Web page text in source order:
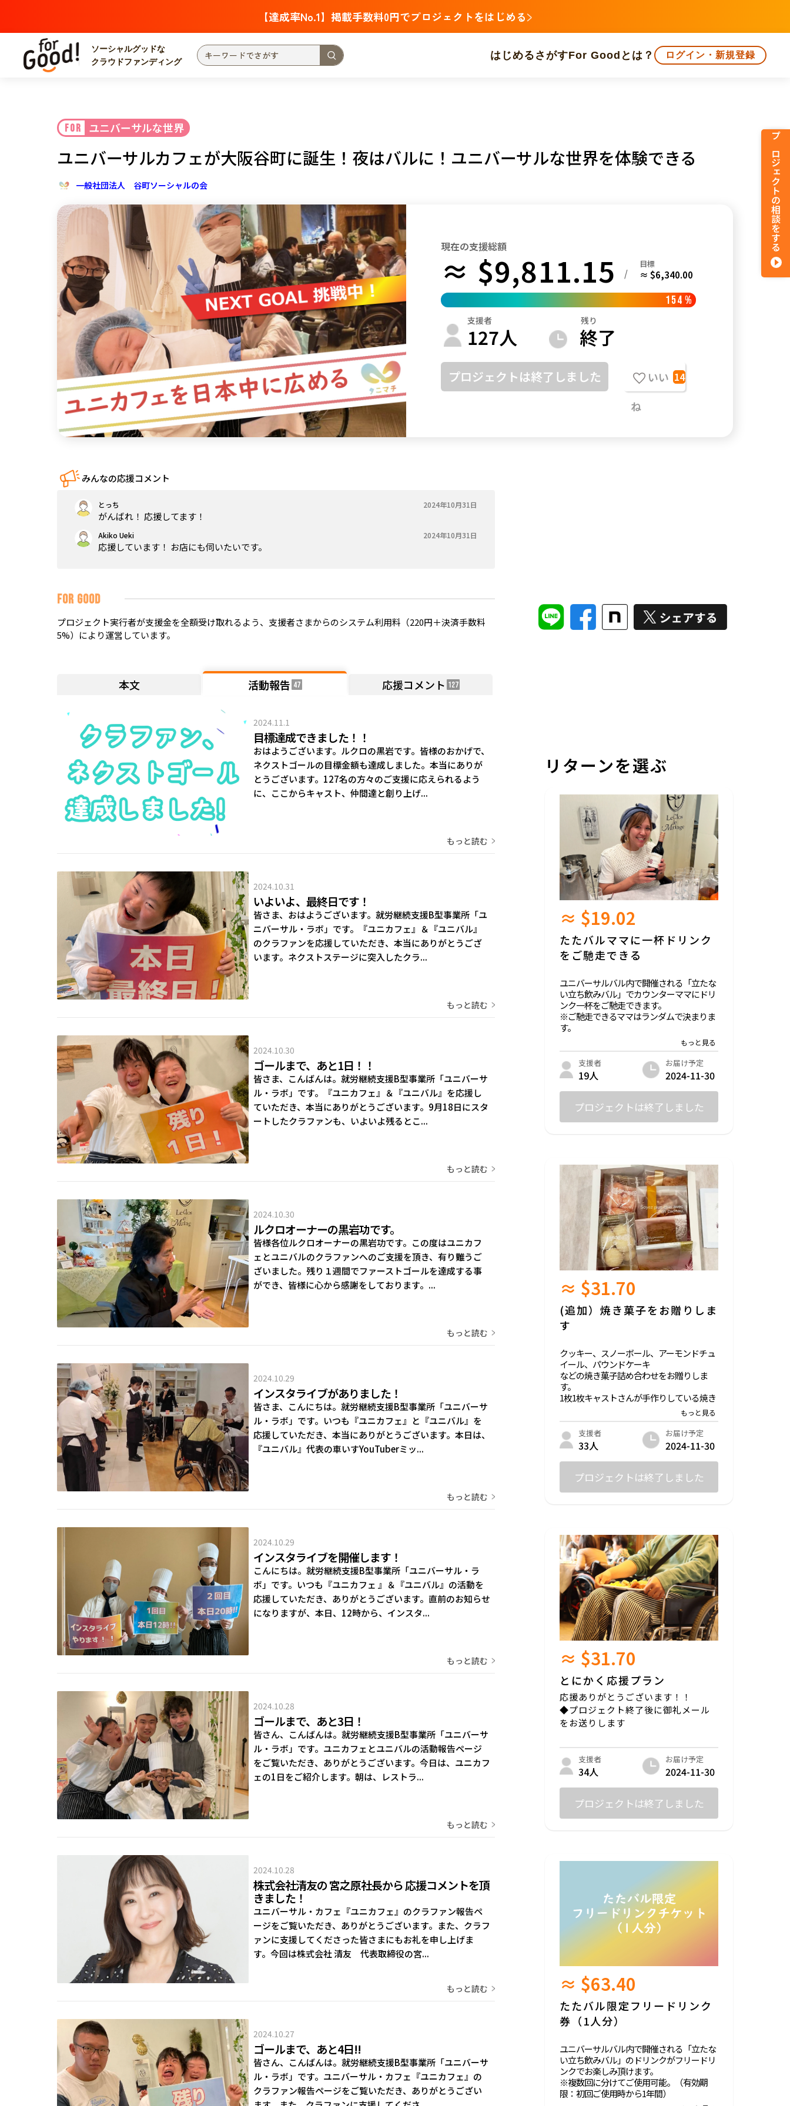
【達成率No.1】掲載手数料0円でプロジェクトをはじめる
ソーシャルグッドな
クラウドファンディング
はじめる さがすFor Goodとは？ ログイン・新規登録
カテゴリーからさがす
災害
社会貢献
地域からさがす 北海道・東北
関東 茨城 栃木 群馬 埼玉 千葉
中部 新潟 富山 石川 福井 山梨
三重 滋賀 京都 大阪 兵庫
中国 鳥取 島根 岡山 広島 山口
徳島 香川 愛媛 高知
九州・沖縄 福岡 佐賀 長崎 熊本 大分 鹿児島 沖縄
FOR ユニバーサルな世界
ユニバーサルカフェが大阪谷町に誕生！夜はバルに！ユニバーサルな世界を体験できる
一般社団法人 谷町ソーシャルの会
現在の支援総額
≈ $9,811.15 /
目標
≈ $6,340.00
154 %
支援者
127人
残り
終了
プロジェクトは終了しました
いい
ね
14
みんなの応援コメント
とっち 2024年10月31日
がんばれ！ 応援してます！
Akiko Ueki 2024年10月31日
応援しています！ お店にも伺いたいです。
FOR GOOD
プロジェクト実行者が支援金を全額受け取れるよう、支援者さまからのシステム利用料（220円＋決済手数料
5%）により運営しています。
プロジェクトの相談をする
本文 活動報告 47 応援コメント 127
2024.11.1
目標達成できました！！
おはようございます。ルクロの黒岩です。皆様のおかげで、
ネクストゴールの目標金額も達成しました。本当にありが
とうございます。127名の方々のご支援に応えられるよう
に、ここからキャスト、仲間達と創り上げ...
もっと読む
2024.10.31
いよいよ、最終日です！
皆さま、おはようございます。就労継続支援B型事業所「ユ
ニバーサル・ラボ」です。『ユニカフェ』＆『ユニバル』
のクラファンを応援していただき、本当にありがとうござ
います。ネクストステージに突入したクラ...
もっと読む
2024.10.30
ゴールまで、あと1日！！
皆さま、こんばんは。就労継続支援B型事業所「ユニバーサ
ル・ラボ」です。『ユニカフェ』＆『ユニバル』を応援し
ていただき、本当にありがとうございます。9月18日にスタ
ートしたクラファンも、いよいよ残るとこ...
もっと読む
2024.10.30
ルクロオーナーの黒岩功です。
皆様各位ルクロオーナーの黒岩功です。この度はユニカフ
ェとユニバルのクラファンへのご支援を頂き、有り難うご
ざいました。残り１週間でファーストゴールを達成する事
ができ、皆様に心から感謝をしております。...
もっと読む
2024.10.29
インスタライブがありました！
皆さま、こんにちは。就労継続支援B型事業所「ユニバーサ
ル・ラボ」です。いつも『ユニカフェ』と『ユニバル』を
応援していただき、本当にありがとうございます。本日は、
『ユニバル』代表の車いすYouTuberミッ...
もっと読む
2024.10.29
インスタライブを開催します！
こんにちは。就労継続支援B型事業所「ユニバーサル・ラ
ボ」です。いつも『ユニカフェ 』＆『ユニバル』の活動を
応援していただき、ありがとうございます。直前のお知らせ
になりますが、本日、12時から、インスタ...
もっと読む
2024.10.28
ゴールまで、あと3日！
皆さん、こんばんは。就労継続支援B型事業所「ユニバーサ
ル・ラボ」です。ユニカフェとユニバルの活動報告ページ
をご覧いただき、ありがとうございます。今日は、ユニカフ
ェの1日をご紹介します。朝は、レストラ...
もっと読む
2024.10.28
株式会社清友の 宮之原社長から 応援コメントを頂
きました！
ユニバーサル・カフェ『ユニカフェ』のクラファン報告ペ
ージをご覧いただき、ありがとうございます。また、クラフ
ァンに支援してくださった皆さまにもお礼を申し上げま
す。今回は株式会社 清友 代表取締役の宮...
もっと読む
2024.10.27
ゴールまで、あと4日!!
皆さん、こんばんは。就労継続支援B型事業所「ユニバーサ
ル・ラボ」です。ユニバーサル・カフェ『ユニカフェ』の
クラファン報告ページをご覧いただき、ありがとうござい
リターンを選ぶ
≈ $19.02
たたバルママに一杯ドリンク
をご馳走できる
ユニバーサルバル内で開催される「立たな
い立ち飲みバル」でカウンターママにドリ
ンク一杯をご馳走できます。
※ご馳走できるママはランダムで決まりま
す。
※ドリンクを頂いた時のママの写真とコメ
ントを活動報告でお知らせさせて頂きま
す。
支援者
19人
お届け予定
2024-11-30
プロジェクトは終了しました
≈ $31.70
(追加）焼き菓子をお贈りしま
す
クッキー、スノーボール、アーモンドチュ
イール、パウンドケーキ
などの焼き菓子詰め合わせをお贈りしま
す。
1枚1枚キャストさんが手作りしている焼き
※宅配便でお届けします。
内容量：
スノーボール7個✖️2点
クッキー2枚
アーモンドチュイール2枚
・クッキー
小麦粉、バター、きび砂糖、鶏卵、こうち
ゃ(アールグレイ)
・アーモンドチュイール
グラニュー糖、アーモンド、生クリーム
アレルギー表示：本製品の工場では小麦、
大豆、卵、アーモンド、乳製品を含む製品
を製造しております。
賞味期限：製造日より1ヶ月
保存方法：直射日光を避け冷暗所で保存
配送方法：常温
支援者
33人
お届け予定
2024-11-30
プロジェクトは終了しました
≈ $31.70
とにかく応援プラン
応援ありがとうございます！！
◆プロジェクト終了後に御礼メール
をお送りします
支援者
34人
お届け予定
2024-11-30
プロジェクトは終了しました
≈ $63.40
たたバル限定フリードリンク
券（1人分）
ユニバーサルバル内で開催される「立たな
い立ち飲みバル」のドリンクがフリードリ
ンクでお楽しみ頂けます。
※複数回に分けてご使用可能。（有効期
限：初回ご使用時から1年間）